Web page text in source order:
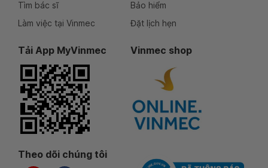
Tìm bác sĩ
Làm việc tại Vinmec
Bảo hiểm
Đặt lịch hẹn
Tải App MyVinmec Vinmec shop
Theo dõi chúng tôi